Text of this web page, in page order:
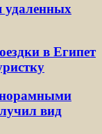
удаленных
в Египет
вид